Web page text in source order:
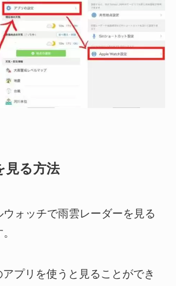
見る方法
ォッチで雨雲レーダーを見る
プリを使うと見ることができ